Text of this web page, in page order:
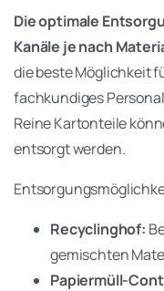
Die optimale
Kanäle je nach
die beste Möglichkeit
fachkundiges
Reine Kartonteile
entsorgt werden.
Recyclinghof:
gemischten
Papiermüll-